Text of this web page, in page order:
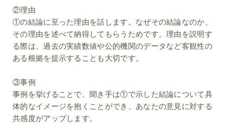
②理由
①の結論に至った理由を話します。なぜその結論なのか、
その理由を述べて納得してもらうためです。理由を説明す
る際は、過去の実績数値や公的機関のデータなど客観性の
ある根拠を提示することも大切です。
③事例
事例を挙げることで、聞き手は①で示した結論について具
体的なイメージを抱くことができ、あなたの意見に対する
共感度がアップします。